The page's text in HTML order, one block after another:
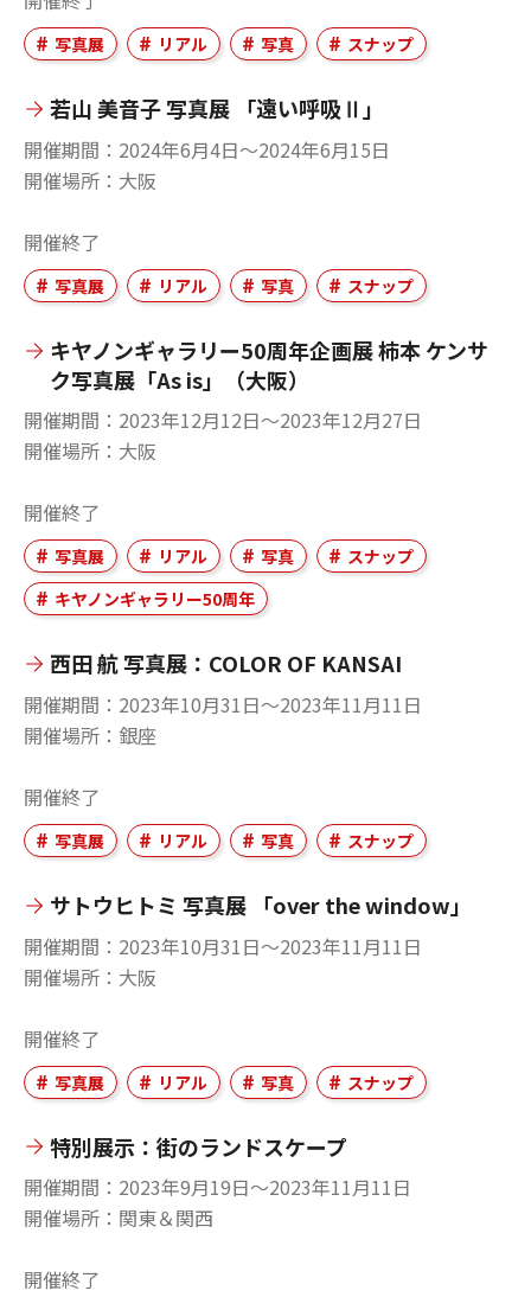
写真展 リアル 写真 スナップ
若山 美音子 写真展 「遠い呼吸Ⅱ」
開催期間
2024年6月4日〜2024年6月15日
開催場所
大阪
開催終了
写真展 リアル 写真 スナップ
キヤノンギャラリー50周年企画展 柿本 ケンサ
ク写真展「As is」（大阪）
開催期間
2023年12月12日〜2023年12月27日
開催場所
大阪
開催終了
写真展 リアル 写真
スナップ
キヤノンギャラリー50周年
西田 航 写真展：COLOR OF KANSAI
開催期間
2023年10月31日〜2023年11月11日
開催場所
銀座
開催終了
写真展 リアル 写真 スナップ
サトウヒトミ 写真展 「over the window」
開催期間
2023年10月31日〜2023年11月11日
開催場所
大阪
開催終了
写真展 リアル 写真 スナップ
特別展示：街のランドスケープ
開催期間
2023年9月19日〜2023年11月11日
開催場所
関東＆関西
開催終了